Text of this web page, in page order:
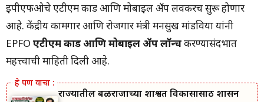
ईपीएफओचे एटीएम कार्ड आणि मोबाईल ॲप लवकरच सुरू होणार
आहे. केंद्रीय कामगार आणि रोजगार मंत्री मनसुख मांडविया यांनी
EPFO ​​ एटीएम कार्ड आणि मोबाईल ॲप लॉन्चकरण्यासंदर्भात
महत्त्वाची माहिती दिली आहे.
राज्यातील बळीराजाच्या शाश्वत विकासासाठी शासन